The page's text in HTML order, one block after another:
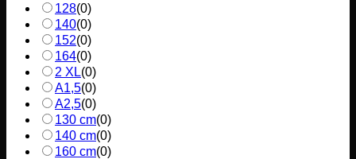
128(0)
140(0)
152(0)
164(0)
2 XL(0)
A1,5(0)
A2,5(0)
130 cm(0)
140 cm(0)
160 cm(0)